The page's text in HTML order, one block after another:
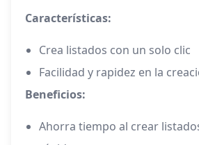
Características:
Crea listados con un solo clic
Facilidad y rapidez en la
Beneficios:
Ahorra tiempo al crear